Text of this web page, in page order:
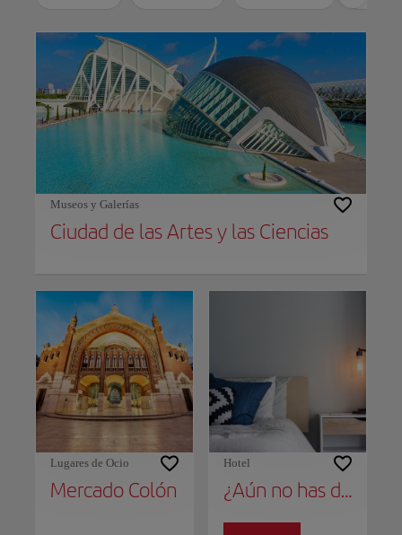
Museos y Galerías
Ciudad de las Artes y las Ciencias
Lugares de Ocio
Mercado Colón
Hotel
¿Aún no has decidido dónde alojarte?